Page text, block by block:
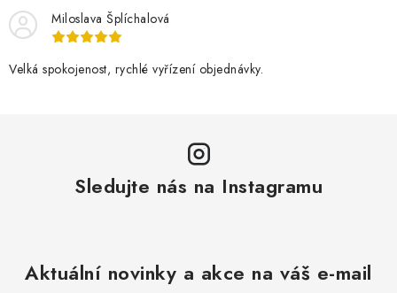
Miloslava Šplíchalová
Velká spokojenost, rychlé vyřízení objednávky.
Sledujte nás na Instagramu
Aktuální novinky a akce na váš e-mail